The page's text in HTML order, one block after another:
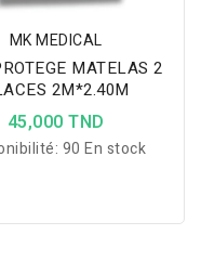
MK MEDICAL
MATELAS 2
2M*2.40M
45,000 TND
90 En stock